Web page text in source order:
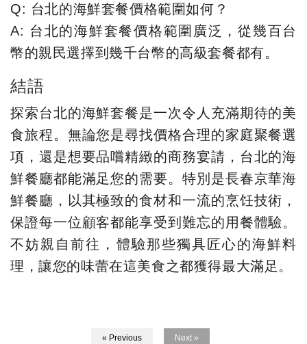
Q: 台北的海鮮套餐價格範圍如何？
A: 台北的海鮮套餐價格範圍廣泛，從幾百台
幣的親民選擇到幾千台幣的高級套餐都有。
結語
探索台北的海鮮套餐是一次令人充滿期待的美
食旅程。無論您是尋找價格合理的家庭聚餐選
項，還是想要品嚐精緻的商務宴請，台北的海
鮮餐廳都能滿足您的需要。特別是長春京華海
鮮餐廳，以其極致的食材和一流的烹饪技術，
保證每一位顧客都能享受到難忘的用餐體驗。
不妨親自前往，體驗那些獨具匠心的海鮮料
理，讓您的味蕾在這美食之都獲得最大滿足。
« Previous Next »